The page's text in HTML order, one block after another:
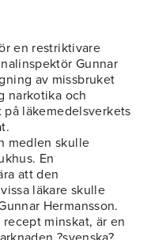
en restriktivare
Gunnar
av missbruket
narkotika och
på läkemedelsverkets
medlen skulle
En
att den
läkare skulle
Hermansson.
minskat, är en